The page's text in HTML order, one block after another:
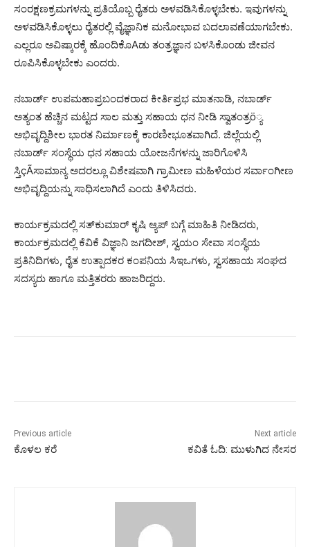
ಸಂರಕ್ಷಣಕ್ರಮಗಳನ್ನು ಪ್ರತಿಯೊಬ್ಬ ರೈತರು ಅಳವಡಿಸಿಕೊಳ್ಳಬೇಕು. ಇವುಗಳನ್ನು
ಅಳವಡಿಸಿಕೊಳ್ಳಲು ರೈತರಲ್ಲಿ ವೈಜ್ಞಾನಿಕ ಮನೋಭಾವ ಬದಲಾವಣೆಯಾಗಬೇಕು.
ಎಲ್ಲರೂ ಅವಿಷ್ಕಾರಕ್ಕೆ ಹೊಂದಿಕೊAಡು ತಂತ್ರಜ್ಞಾನ ಬಳಸಿಕೊಂಡು ಜೀವನ
ರೂಪಿಸಿಕೊಳ್ಳಬೇಕು ಎಂದರು.
ನಬಾರ್ಡ್ ಉಪಮಹಾಪ್ರಬಂದಕರಾದ ಕೀರ್ತಿಪ್ರಭ ಮಾತನಾಡಿ, ನಬಾರ್ಡ್
ಅತ್ಯಂತ ಹೆಚ್ಚಿನ ಮಟ್ಟದ ಸಾಲ ಮತ್ತು ಸಹಾಯ ಧನ ನೀಡಿ ಸ್ವಾತಂತ್ರö್ಯ
ಅಭಿವೃದ್ದಿಶೀಲ ಭಾರತ ನಿರ್ಮಾಣಕ್ಕೆ ಕಾರಣೀಭೂತವಾಗಿದೆ. ಜಿಲ್ಲೆಯಲ್ಲಿ
ನಬಾರ್ಡ್ ಸಂಸ್ಥೆಯ ಧನ ಸಹಾಯ ಯೋಜನೆಗಳನ್ನು ಜಾರಿಗೊಳಿಸಿ
ಸ್ತಿçÃಸಾಮಾನ್ಯ ಅದರಲ್ಲೂ ವಿಶೇಷವಾಗಿ ಗ್ರಾಮೀಣ ಮಹಿಳೆಯರ ಸರ್ವಾಂಗೀಣ
ಅಭಿವೃದ್ದಿಯನ್ನು ಸಾಧಿಸಲಾಗಿದೆ ಎಂದು ತಿಳಿಸಿದರು.
ಕಾರ್ಯಕ್ರಮದಲ್ಲಿ ಸತ್‌ಕುಮಾರ್ ಕೃಷಿ ಆ್ಯಪ್ ಬಗ್ಗೆ ಮಾಹಿತಿ ನೀಡಿದರು,
ಕಾರ್ಯಕ್ರಮದಲ್ಲಿ ಕೆವಿಕೆ ವಿಜ್ಞಾನಿ ಜಗದೀಶ್, ಸ್ವಯಂ ಸೇವಾ ಸಂಸ್ಥೆಯ
ಪ್ರತಿನಿದಿಗಳು, ರೈತ ಉತ್ಪಾದಕರ ಕಂಪನಿಯ ಸಿಇಒಗಳು, ಸ್ವಸಹಾಯ ಸಂಘದ
ಸದಸ್ಯರು ಹಾಗೂ ಮತ್ತಿತರರು ಹಾಜರಿದ್ದರು.
Previous article
ಕೊಳಲ ಕರೆ
Next article
ಕವಿತೆ ಓದಿ: ಮುಳುಗಿದ ನೇಸರ